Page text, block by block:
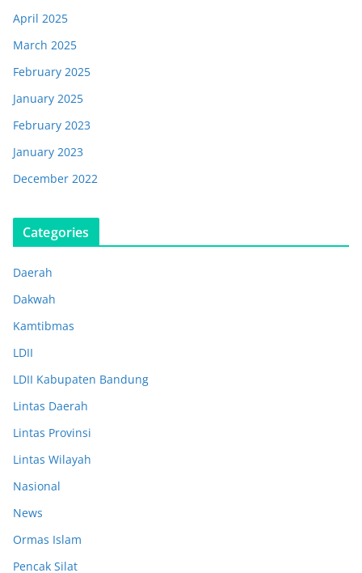
April 2025
March 2025
February 2025
January 2025
February 2023
January 2023
December 2022
Categories
Daerah
Dakwah
Kamtibmas
LDII
LDII Kabupaten Bandung
Lintas Daerah
Lintas Provinsi
Lintas Wilayah
Nasional
News
Ormas Islam
Pencak Silat